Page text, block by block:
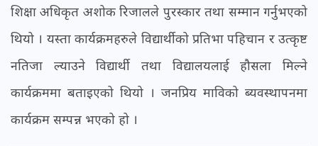
शिक्षा अधिकृत अशोक रिजालले पुरस्कार तथा सम्मान गर्नुभएको
थियो । यस्ता कार्यक्रमहरुले विद्यार्थीको प्रतिभा पहिचान र उत्कृष्ट
नतिजा ल्याउने विद्यार्थी तथा विद्यालयलाई हौसला मिल्ने
कार्यक्रममा बताइएको थियो । जनप्रिय माविको ब्यवस्थापनमा
कार्यक्रम सम्पन्न भएको हो ।